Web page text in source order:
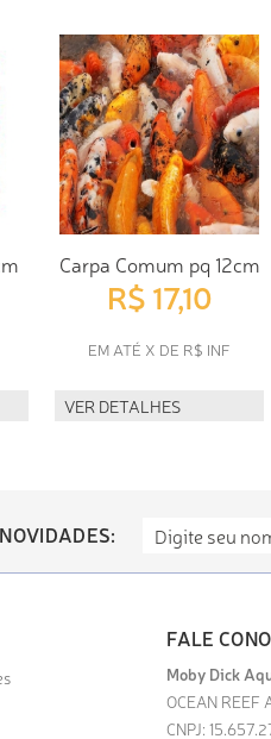
Carpa Comum pq 12cm
R$ 17,10
EM ATÉ X DE R$ INF
VER DETALHES
FALE
Moby Dick
OCEAN REEF
CNPJ: